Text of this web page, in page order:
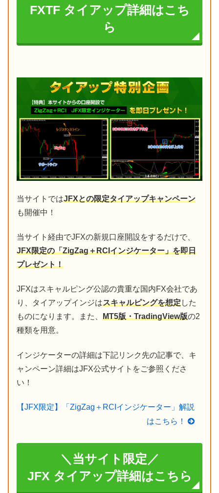
FXTF タイアップ詳細はこち
ら
当サイトではJFXとの限定タイアップキャンペーン
も開催中！
当サイト経由でJFXの新規口座開設をするだけで、
JFX限定の「ZigZag＋RCIインジケーター」を即日
プレゼント！
JFXはスキャルピング公認の貴重な国内FX会社であ
り、タイアップインジはスキャルピングを想定した
ものになります。また、 MT5版・TradingView版の2
種類を用意。
インジケーターの詳細は下記リンク先の記事で、キ
ャンペーン詳細はJFX公式サイトをご参照くださ
い！
【JFX限定】「ZigZag＋RCIインジケーター」解説
はこちら！
＼当サイト限定／
JFX タイアップ詳細はこちら